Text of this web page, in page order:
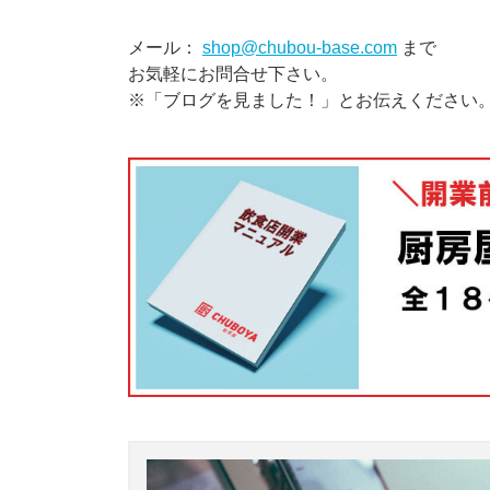
メール： shop@chubou-base.com まで
お気軽にお問合せ下さい。
※「ブログを見ました！」とお伝えください